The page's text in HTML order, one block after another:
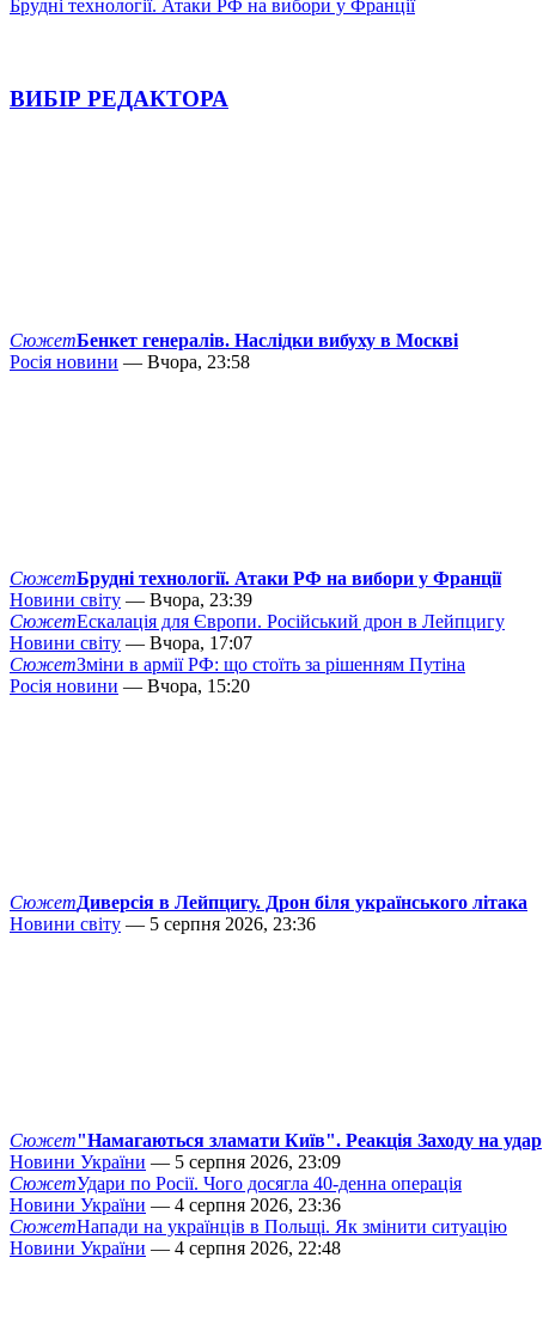
Брудні технології. Атаки РФ на вибори у Франції
ВИБІР РЕДАКТОРА
СюжетБенкет генералів. Наслідки вибуху в Москві
Росія новини — Вчора, 23:58
СюжетБрудні технології. Атаки РФ на вибори у Франції
Новини світу — Вчора, 23:39
СюжетЕскалація для Європи. Російський дрон в Лейпцигу
Новини світу — Вчора, 17:07
СюжетЗміни в армії РФ: що стоїть за рішенням Путіна
Росія новини — Вчора, 15:20
СюжетДиверсія в Лейпцигу. Дрон біля українського літака
Новини світу — 5 серпня 2026, 23:36
Сюжет"Намагаються зламати Київ". Реакція Заходу на удар
Новини України — 5 серпня 2026, 23:09
СюжетУдари по Росії. Чого досягла 40-денна операція
Новини України — 4 серпня 2026, 23:36
СюжетНапади на українців в Польщі. Як змінити ситуацію
Новини України — 4 серпня 2026, 22:48